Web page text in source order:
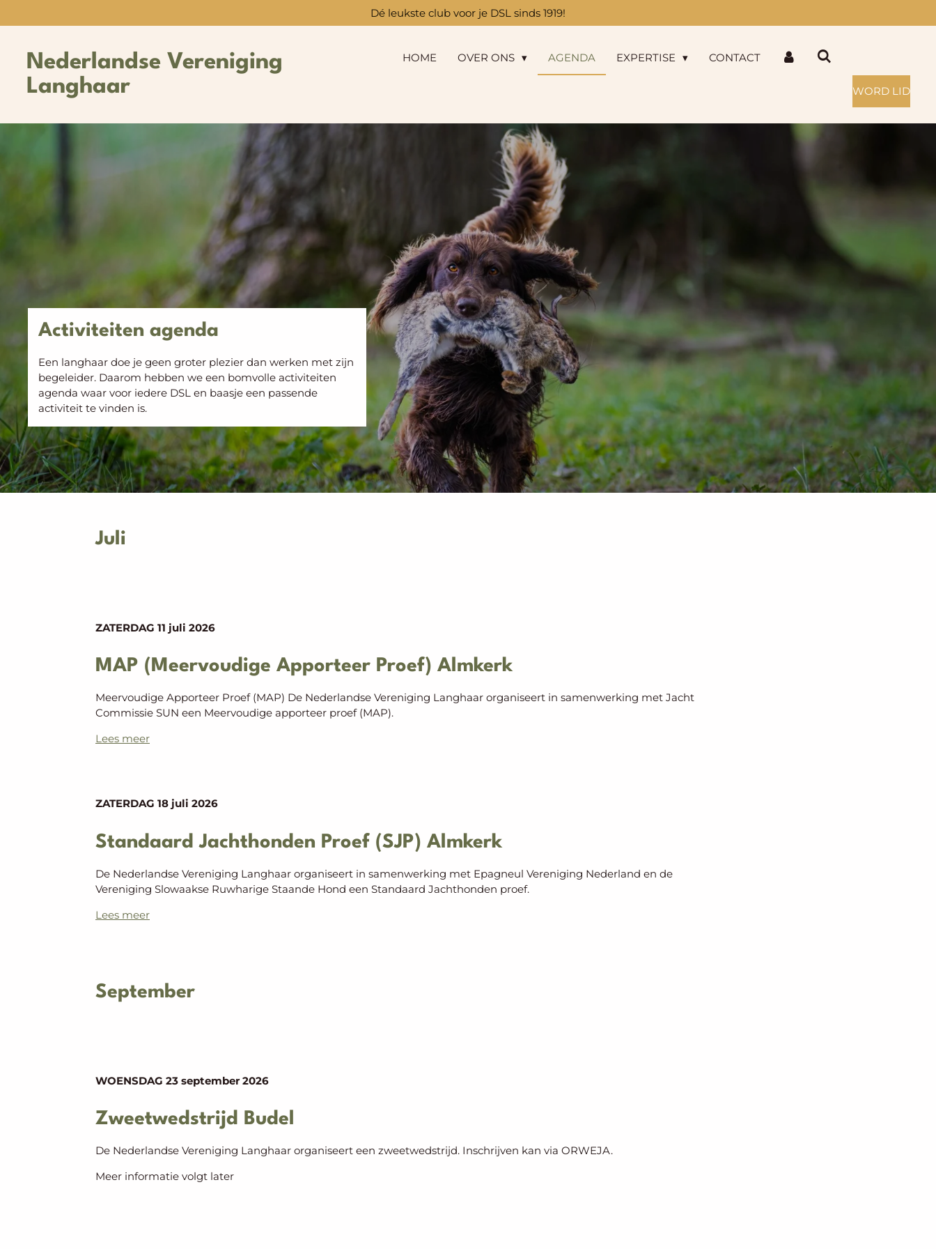
direct
hoofdinhoud
Dé leukste club voor je DSL sinds 1919!
Nederlandse Vereniging
Langhaar
HOME OVER ONS AGENDA EXPERTISE CONTACT
WORD LID
Activiteiten agenda
Een langhaar doe je geen groter plezier dan werken met zijn
begeleider. Daarom hebben we een bomvolle activiteiten
agenda waar voor iedere DSL en baasje een passende
activiteit te vinden is.
Juli
ZATERDAG 11 juli 2026
MAP (Meervoudige Apporteer Proef) Almkerk
Meervoudige Apporteer Proef (MAP) De Nederlandse Vereniging Langhaar organiseert in samenwerking met Jacht
Commissie SUN een Meervoudige apporteer proef (MAP).
Lees meer
ZATERDAG 18 juli 2026
Standaard Jachthonden Proef (SJP) Almkerk
De Nederlandse Vereniging Langhaar organiseert in samenwerking met Epagneul Vereniging Nederland en de
Vereniging Slowaakse Ruwharige Staande Hond een Standaard Jachthonden proef.
Lees meer
September
WOENSDAG 23 september 2026
Zweetwedstrijd Budel
De Nederlandse Vereniging Langhaar organiseert een zweetwedstrijd. Inschrijven kan via ORWEJA.
Meer informatie volgt later